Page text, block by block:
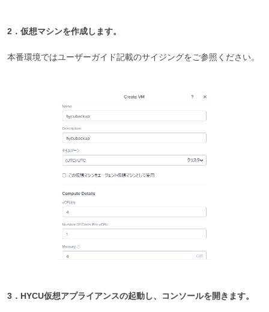
2．仮想マシンを作成します。
本番環境ではユーザーガイド記載のサイジングをご参照ください。
3．HYCU仮想アプライアンスの起動し、コンソールを開きます。